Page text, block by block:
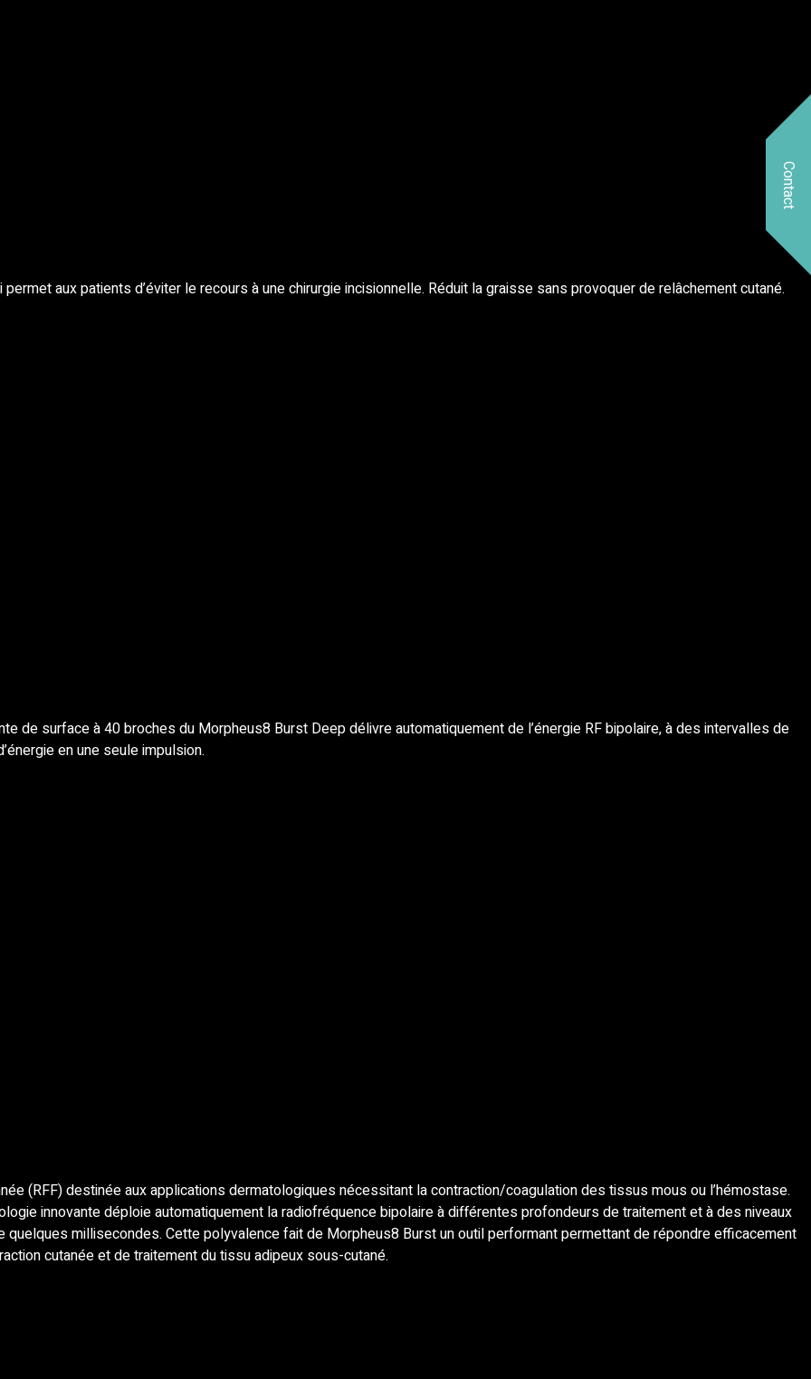
aux patients d’éviter le recours à une chirurgie incisionnelle. Réduit la graisse sans provoquer de relâchement cutané.
de surface à 40 broches du Morpheus8 Burst Deep délivre automatiquement de l’énergie RF bipolaire, à des intervalles de
en une seule impulsion.
(RFF) destinée aux applications dermatologiques nécessitant la contraction/coagulation des tissus mous ou l’hémostase.
innovante déploie automatiquement la radiofréquence bipolaire à différentes profondeurs de traitement et à des niveaux
quelques millisecondes. Cette polyvalence fait de Morpheus8 Burst un outil performant permettant de répondre efficacement
cutanée et de traitement du tissu adipeux sous-cutané.
Contact